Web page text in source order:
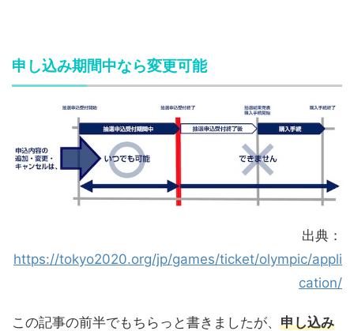
申し込み期間中なら変更可能
出典：
https://tokyo2020.org/jp/games/ticket/olympic/appli
cation/
この記事の前半でもちらっと書きましたが、 申し込み